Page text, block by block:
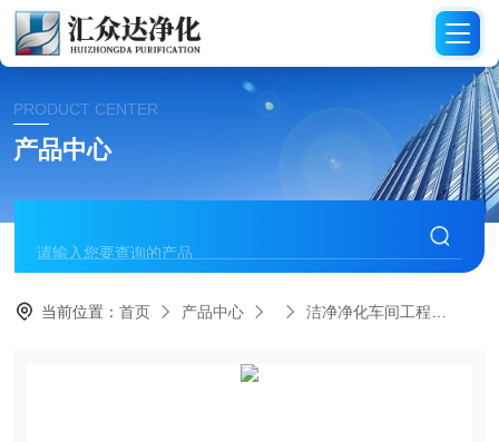
PRODUCT CENTER
产品中心
当前位置：首页 产品中心 洁净净化车间工程